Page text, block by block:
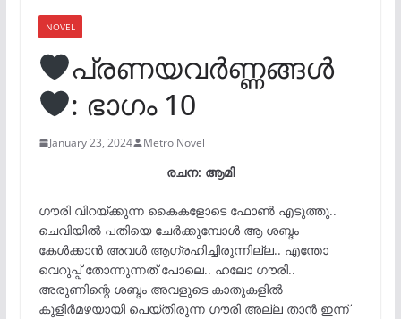
NOVEL
പ്രണയവർണ്ണങ്ങൾ
: ഭാഗം 10
January 23, 2024 Metro Novel
രചന: ആമി
ഗൗരി വിറയ്ക്കുന്ന കൈകളോടെ ഫോൺ എടുത്തു..
ചെവിയിൽ പതിയെ ചേർക്കുമ്പോൾ ആ ശബ്ദം
കേൾക്കാൻ അവൾ ആഗ്രഹിച്ചിരുന്നില്ല.. എന്തോ
വെറുപ്പ് തോന്നുന്നത് പോലെ.. ഹലോ ഗൗരി..
അരുണിന്റെ ശബ്ദം അവളുടെ കാതുകളിൽ
കുളിർമഴയായി പെയ്തിരുന്ന ഗൗരി അല്ല താൻ ഇന്ന്